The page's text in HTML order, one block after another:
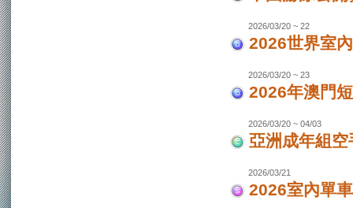
2026/03/20 ~ 22
2026世界室
2026/03/20 ~ 23
2026年澳門
2026/03/20 ~ 04/03
亞洲成年組
2026/03/21
2026室內單